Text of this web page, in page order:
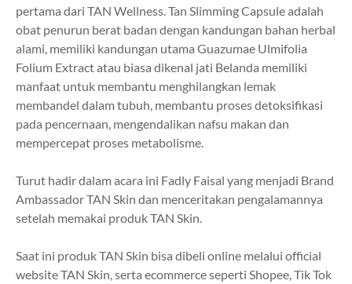
pertama dari TAN Wellness. Tan Slimming Capsule adalah
obat penurun berat badan dengan kandungan bahan herbal
alami, memiliki kandungan utama Guazumae Ulmifolia
Folium Extract atau biasa dikenal jati Belanda memiliki
manfaat untuk membantu menghilangkan lemak
membandel dalam tubuh, membantu proses detoksifikasi
pada pencernaan, mengendalikan nafsu makan dan
mempercepat proses metabolisme.
Turut hadir dalam acara ini Fadly Faisal yang menjadi Brand
Ambassador TAN Skin dan menceritakan pengalamannya
setelah memakai produk TAN Skin.
Saat ini produk TAN Skin bisa dibeli online melalui official
website TAN Skin, serta ecommerce seperti Shopee, Tik Tok